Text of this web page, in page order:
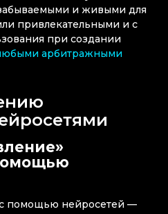
и живыми для
привлекательными и с
при создании
арбитражными
помощью нейросетей —